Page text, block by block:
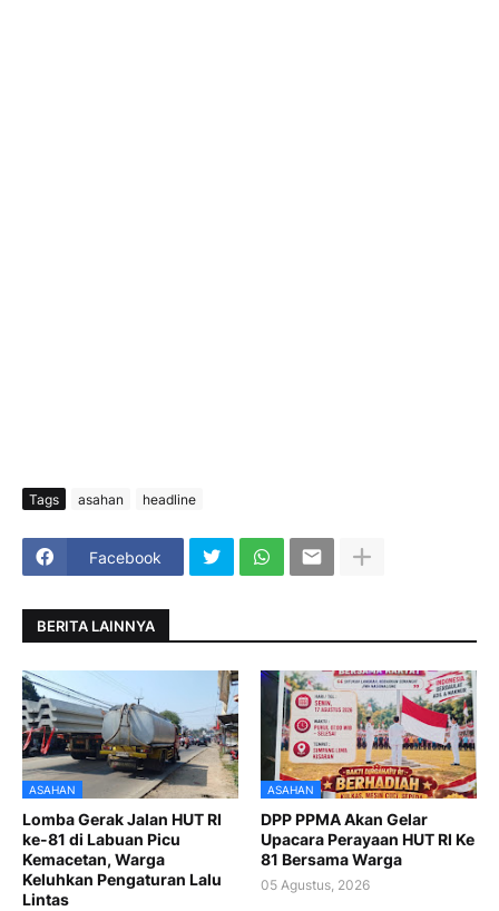
Tags asahan headline
Facebook
BERITA LAINNYA
ASAHAN
Lomba Gerak Jalan HUT RI
ke-81 di Labuan Picu
Kemacetan, Warga
Keluhkan Pengaturan Lalu
Lintas
ASAHAN
DPP PPMA Akan Gelar
Upacara Perayaan HUT RI Ke
81 Bersama Warga
05 Agustus, 2026